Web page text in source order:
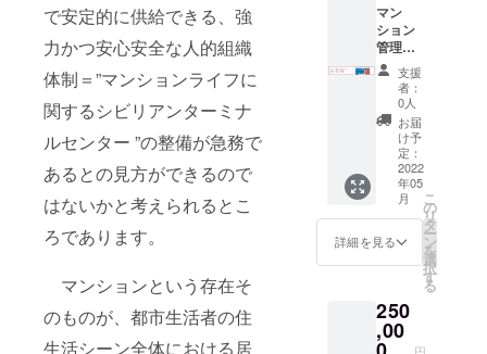
で安定的に供給できる、強
力かつ安心安全な人的組織
体制＝”マンションライフに
関するシビリアンターミナ
ルセンター ”の整備が急務で
あるとの見方ができるので
はないかと考えられるとこ
ろであります。
マンションという存在そ
のものが、都市生活者の住
生活シーン全体における居
マン
ション
管理
士.com
企業
バナー
広告（4
年間）
支援
者：
0人
お届
け予
定：
2022
年05
月
詳細を見る
こ
の
リ
タ
ー
ン
を
選
択
す
る
250
,00